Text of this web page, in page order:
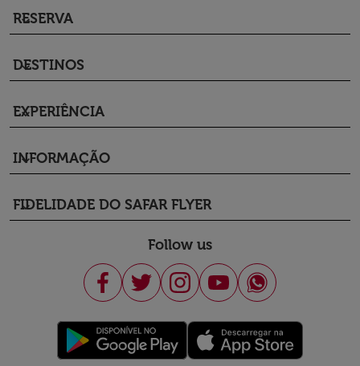
RESERVA
keyboard_arrow_down
DESTINOS
keyboard_arrow_down
EXPERIÊNCIA
keyboard_arrow_down
INFORMAÇÃO
keyboard_arrow_down
FIDELIDADE DO SAFAR FLYER
keyboard_arrow_down
Follow us